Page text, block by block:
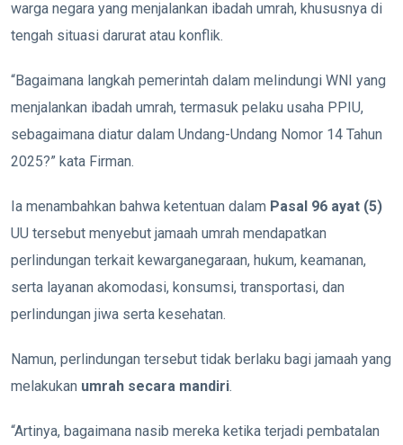
warga negara yang menjalankan ibadah umrah, khususnya di
tengah situasi darurat atau konflik.
“Bagaimana langkah pemerintah dalam melindungi WNI yang
menjalankan ibadah umrah, termasuk pelaku usaha PPIU,
sebagaimana diatur dalam Undang-Undang Nomor 14 Tahun
2025?” kata Firman.
Ia menambahkan bahwa ketentuan dalam Pasal 96 ayat (5)
UU tersebut menyebut jamaah umrah mendapatkan
perlindungan terkait kewarganegaraan, hukum, keamanan,
serta layanan akomodasi, konsumsi, transportasi, dan
perlindungan jiwa serta kesehatan.
Namun, perlindungan tersebut tidak berlaku bagi jamaah yang
melakukan umrah secara mandiri.
“Artinya, bagaimana nasib mereka ketika terjadi pembatalan